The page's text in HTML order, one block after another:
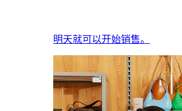
明天就可以开始销售。